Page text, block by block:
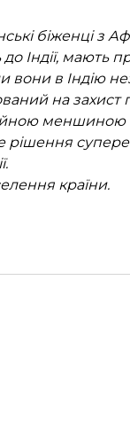
біженці з
Індії, мають
вони в Індію
на захист
меншиною
країни.